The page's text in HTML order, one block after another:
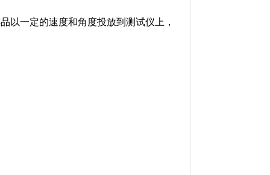
以一定的速度和角度投放到测试仪上，